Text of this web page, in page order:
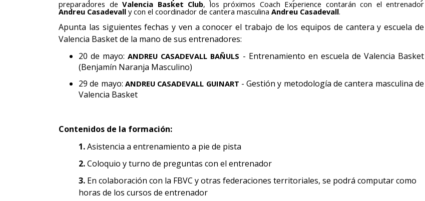
preparadores de Valencia Basket Club, los próximos Coach Experience contarán con el entrenador
Andreu Casadevall y con el coordinador de cantera masculina Andreu Casadevall.
Apunta las siguientes fechas y ven a conocer el trabajo de los equipos de cantera y escuela de
Valencia Basket de la mano de sus entrenadores:
20 de mayo:ANDREU CASADEVALL BAÑULS - Entrenamiento en escuela de Valencia Basket
(Benjamín Naranja Masculino)
29 de mayo: ANDREU CASADEVALL GUINART - Gestión y metodología de cantera masculina de
Valencia Basket
Contenidos de la formación:
1.Asistencia a entrenamiento a pie de pista
2.Coloquio y turno de preguntas con el entrenador
3. En colaboración con la FBVC y otras federaciones territoriales, se podrá computar como
horas de los cursos de entrenador